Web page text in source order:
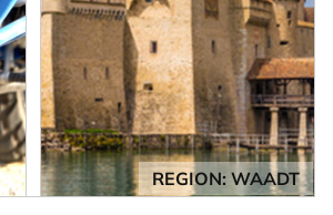
REGION: WAADT